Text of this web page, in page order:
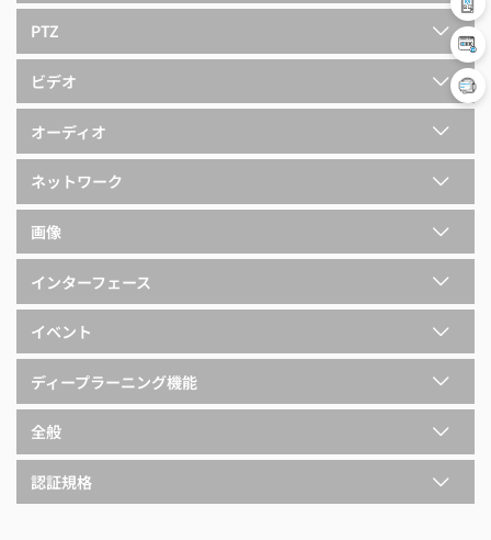
PTZ
ビデオ
オーディオ
ネットワーク
画像
インターフェース
イベント
ディープラーニング機能
全般
認証規格